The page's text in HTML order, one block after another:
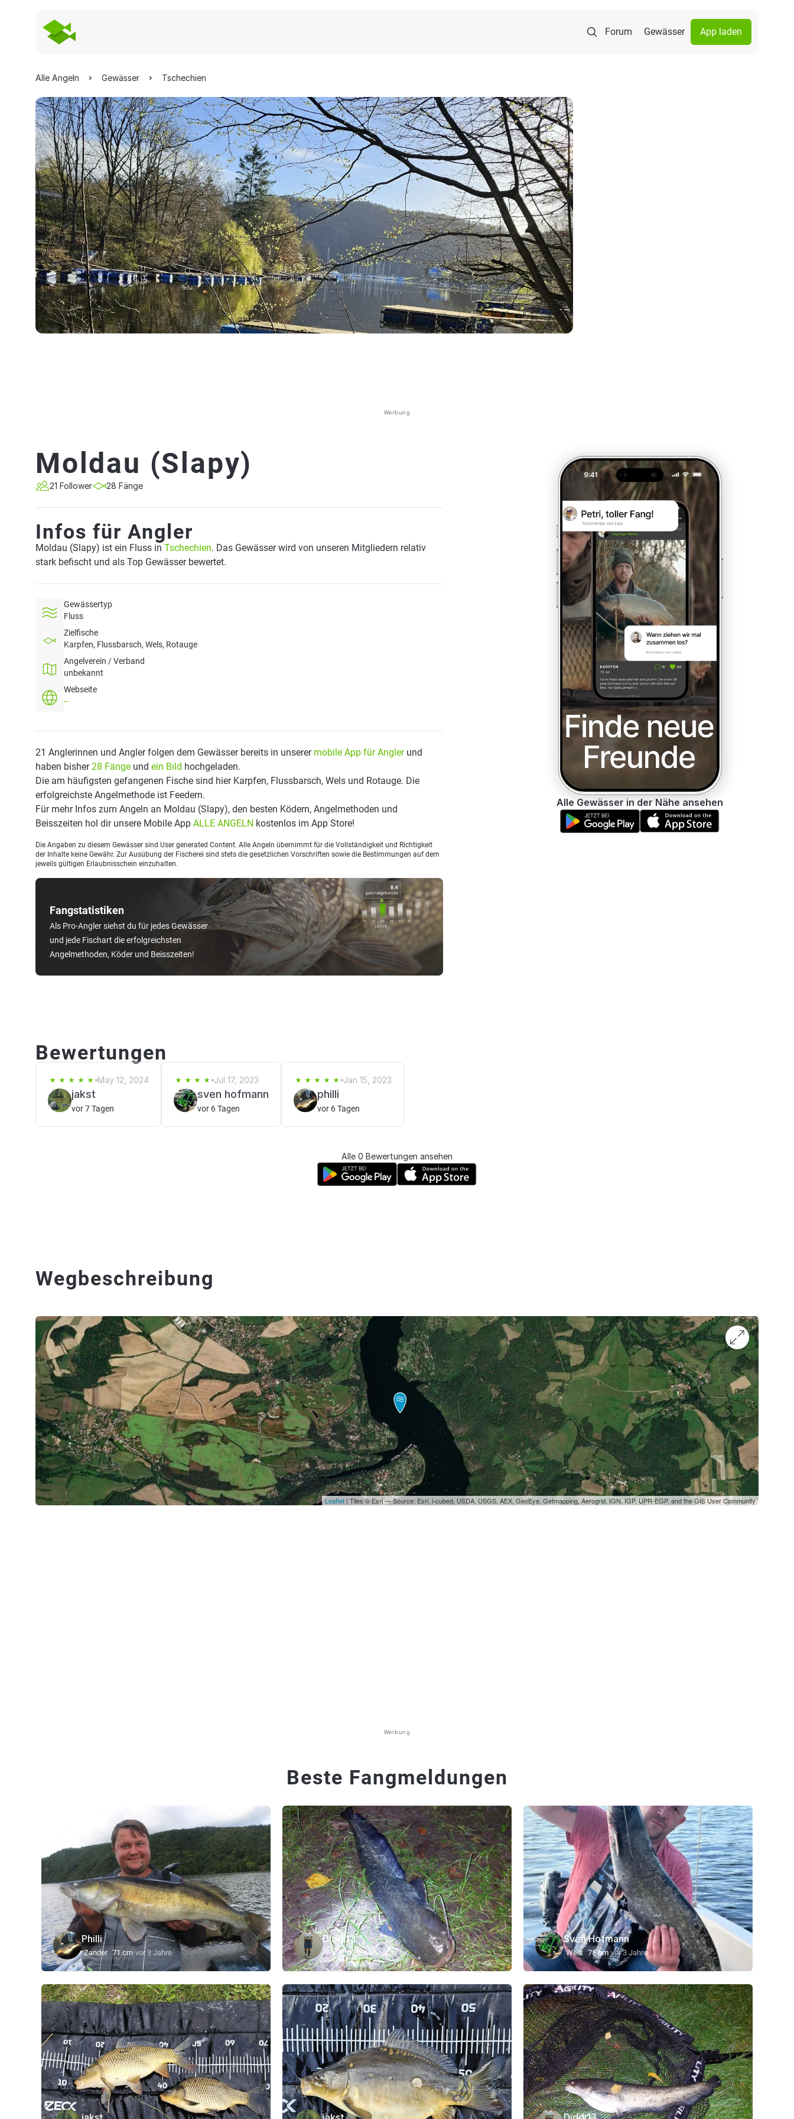
Forum Gewässer App laden
Alle Angeln Gewässer Tschechien
Werbung
Moldau (Slapy)
21 Follower 28 Fänge
Infos für Angler
Moldau (Slapy) ist ein Fluss in Tschechien. Das Gewässer wird von unseren Mitgliedern relativ
stark befischt und als Top Gewässer bewertet.
Gewässertyp
Fluss
Zielfische
Karpfen, Flussbarsch, Wels, Rotauge
Angelverein / Verband
unbekannt
Webseite
--
Fangstatistiken
Als Pro-Angler siehst du für jedes Gewässer
und jede Fischart die erfolgreichsten
Angelmethoden, Köder und Beisszeiten!
21 Anglerinnen und Angler folgen dem Gewässer bereits in unserer mobile App für Anglerund
haben bisher28 Fänge und ein Bild hochgeladen.
Die am häufigsten gefangenen Fische sind hier Karpfen, Flussbarsch, Wels und Rotauge. Die
erfolgreichste Angelmethode ist Feedern.
Für mehr Infos zum Angeln an Moldau (Slapy), den besten Ködern, Angelmethoden und
Beisszeiten hol dir unsere Mobile App ALLE ANGELN kostenlos im App Store!
Die Angaben zu diesem Gewässer sind User generated Content. Alle Angeln übernimmt für die Vollständigkeit und Richtigkeit
der Inhalte keine Gewähr. Zur Ausübung der Fischerei sind stets die gesetzlichen Vorschriften sowie die Bestimmungen auf dem
jeweils gültigen Erlaubnisschein einzuhalten.
Alle Gewässer in der Nähe ansehen
Bewertungen
May 12, 2024
jakst
vor 7 Tagen
Jul 17, 2023
sven hofmann
vor 6 Tagen
Jan 15, 2023
philli
vor 6 Tagen
Alle 0 Bewertungen ansehen
Wegbeschreibung
Leaflet | Tiles © Esri — Source: Esri, i-cubed, USDA, USGS, AEX, GeoEye, Getmapping, Aerogrid, IGN, IGP, UPR-EGP, and the GIS User Community
Werbung
Beste Fangmeldungen
Philli
Zander 71 cm vor 3 Jahre
Diddi13
Wels 50 cm vor 3 Jahre
Sven Hofmann
Wels 75 cm vor 3 Jahre